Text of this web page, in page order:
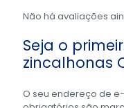
Não há avaliações
Seja o
zincalhonas
O seu endereço de